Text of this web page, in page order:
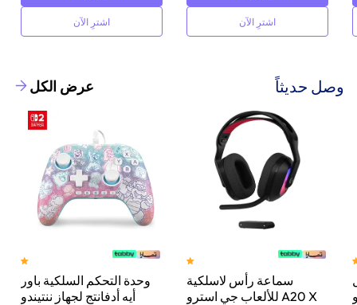
اشترِ الآن اشترِ الآن
وصل حديثاً عرض الكل
وحدة التحكم السلكية باور
أيه أدفانتج لجهاز ننتيندو
سماعة رأس لاسلكية
للألعاب جي استرو A20 X